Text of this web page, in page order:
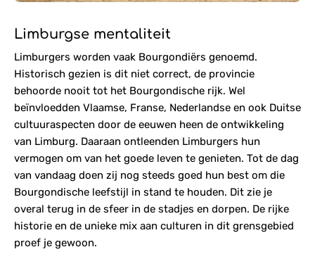
Limburgse mentaliteit
Limburgers worden vaak Bourgondiërs genoemd.
Historisch gezien is dit niet correct, de provincie
behoorde nooit tot het Bourgondische rijk. Wel
beïnvloedden Vlaamse, Franse, Nederlandse en ook Duitse
cultuuraspecten door de eeuwen heen de ontwikkeling
van Limburg. Daaraan ontleenden Limburgers hun
vermogen om van het goede leven te genieten. Tot de dag
van vandaag doen zij nog steeds goed hun best om die
Bourgondische leefstijl in stand te houden. Dit zie je
overal terug in de sfeer in de stadjes en dorpen. De rijke
historie en de unieke mix aan culturen in dit grensgebied
proef je gewoon.